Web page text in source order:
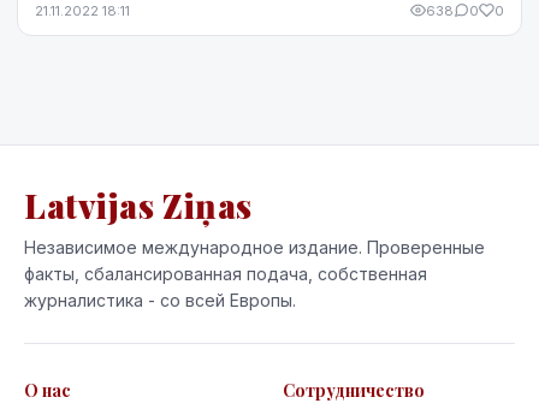
21.11.2022 18:11 638 0 0
Latvijas Ziņas
Независимое международное издание. Проверенные
факты, сбалансированная подача, собственная
журналистика - со всей Европы.
О нас Сотрудничество